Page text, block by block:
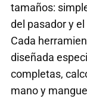
tamaños:
del pasador y
Cada
diseñada
completas,
mano y